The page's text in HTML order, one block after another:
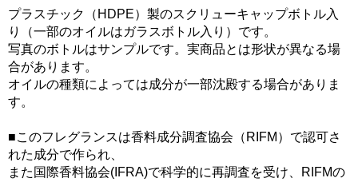
プラスチック（HDPE）製のスクリューキャップボトル入
り（一部のオイルはガラスボトル入り）です。
写真のボトルはサンプルです。実商品とは形状が異なる場
合があります。
オイルの種類によっては成分が一部沈殿する場合がありま
す。
■このフレグランスは香料成分調査協会（RIFM）で認可さ
れた成分で作られ、
また国際香料協会(IFRA)で科学的に再調査を受け、RIFMの